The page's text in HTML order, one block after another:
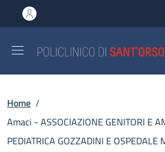
al contenuto principale
to footer content
Briciole di pane
Home /
Amaci - ASSOCIAZIONE GENITORI E
PEDIATRICA GOZZADINI E OSPEDALE